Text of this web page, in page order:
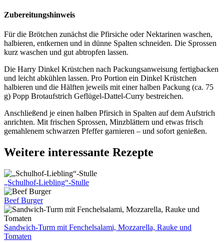
Zubereitungshinweis
Für die Brötchen zunächst die Pfirsiche oder Nektarinen waschen,
halbieren, entkernen und in dünne Spalten schneiden. Die Sprossen
kurz waschen und gut abtropfen lassen.
Die Harry Dinkel Krüstchen nach Packungsanweisung fertigbacken
und leicht abkühlen lassen. Pro Portion ein Dinkel Krüstchen
halbieren und die Hälften jeweils mit einer halben Packung (ca. 75
g) Popp Brotaufstrich Geflügel-Dattel-Curry bestreichen.
Anschließend je einen halben Pfirsich in Spalten auf dem Aufstrich
anrichten. Mit frischen Sprossen, Minzblättern und etwas frisch
gemahlenem schwarzen Pfeffer garnieren – und sofort genießen.
Weitere interessante Rezepte
„Schulhof-Liebling“-Stulle
Beef Burger
Sandwich-Turm mit Fenchelsalami, Mozzarella, Rauke und
Tomaten